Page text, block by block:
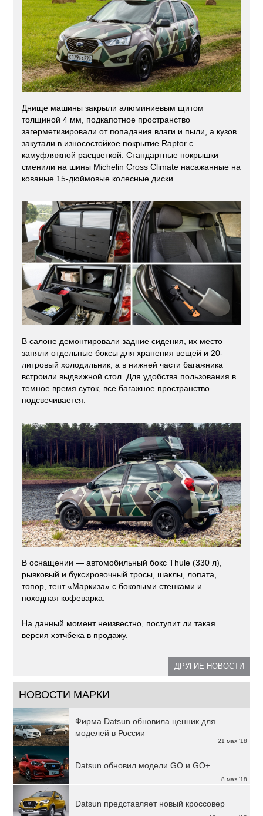
Днище машины закрыли алюминиевым щитом
толщиной 4 мм, подкапотное пространство
загерметизировали от попадания влаги и пыли, а кузов
закутали в износостойкое покрытие Raptor с
камуфляжной расцветкой. Стандартные покрышки
сменили на шины Michelin Cross Climate насажанные на
кованые 15-дюймовые колесные диски.
В салоне демонтировали задние сидения, их место
заняли отдельные боксы для хранения вещей и 20-
литровый холодильник, а в нижней части багажника
встроили выдвижной стол. Для удобства пользования в
темное время суток, все багажное пространство
подсвечивается.
В оснащении — автомобильный бокс Thule (330 л),
рывковый и буксировочный тросы, шаклы, лопата,
топор, тент «Маркиза» с боковыми стенками и
походная кофеварка.
На данный момент неизвестно, поступит ли такая
версия хэтчбека в продажу.
ДРУГИЕ НОВОСТИ
НОВОСТИ МАРКИ
21 мая '18
Фирма Datsun обновила ценник для
моделей в России
8 мая '18
Datsun обновил модели GO и GO+
Datsun представляет новый кроссовер